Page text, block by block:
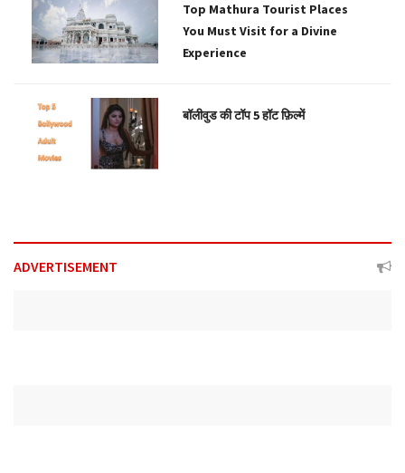
Top Mathura Tourist Places
You Must Visit for a Divine
Experience
बॉलीवुड की टॉप 5 हॉट फ़िल्में
ADVERTISEMENT